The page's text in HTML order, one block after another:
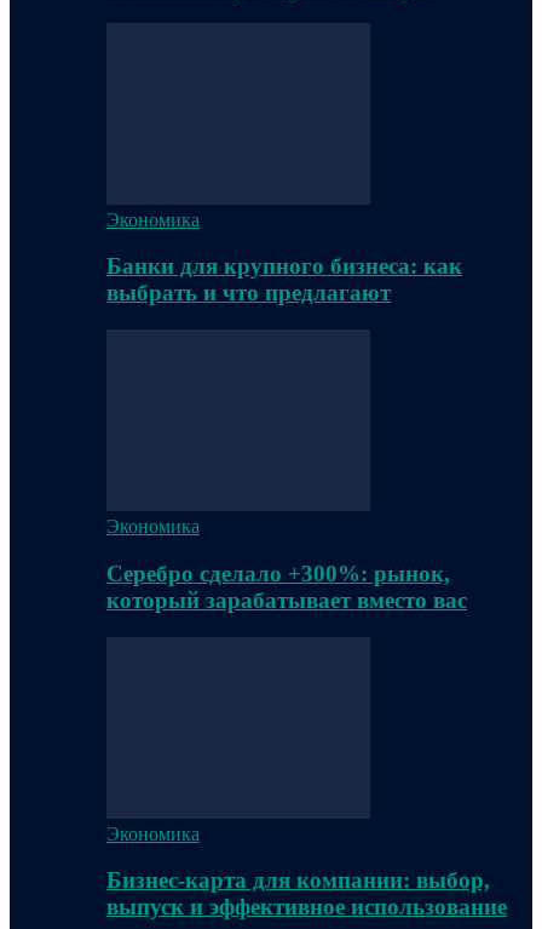
Экономика
Банки для крупного бизнеса: как
выбрать и что предлагают
Экономика
Серебро сделало +300%: рынок,
который зарабатывает вместо вас
Экономика
Бизнес-карта для компании: выбор,
выпуск и эффективное использование